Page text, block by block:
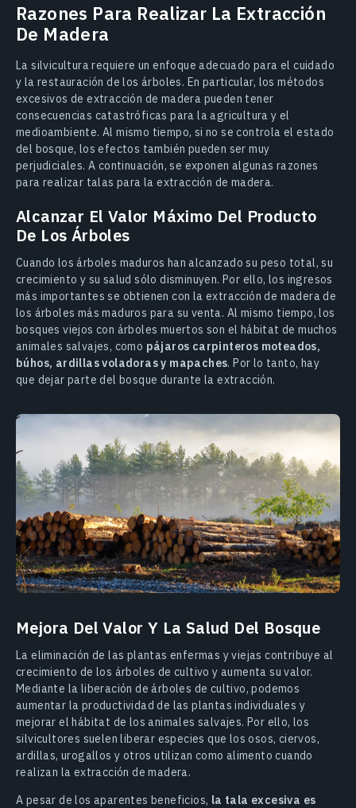
Razones Para Realizar La Extracción
De Madera
La silvicultura requiere un enfoque adecuado para el cuidado
y la restauración de los árboles. En particular, los métodos
excesivos de extracción de madera pueden tener
consecuencias catastróficas para la agricultura y el
medioambiente. Al mismo tiempo, si no se controla el estado
del bosque, los efectos también pueden ser muy
perjudiciales. A continuación, se exponen algunas razones
para realizar talas para la extracción de madera.
Alcanzar El Valor Máximo Del Producto
De Los Árboles
Cuando los árboles maduros han alcanzado su peso total, su
crecimiento y su salud sólo disminuyen. Por ello, los ingresos
más importantes se obtienen con la extracción de madera de
los árboles más maduros para su venta. Al mismo tiempo, los
bosques viejos con árboles muertos son el hábitat de muchos
animales salvajes, como pájaros carpinteros moteados,
búhos, ardillas voladoras y mapaches. Por lo tanto, hay
que dejar parte del bosque durante la extracción.
Mejora Del Valor Y La Salud Del Bosque
La eliminación de las plantas enfermas y viejas contribuye al
crecimiento de los árboles de cultivo y aumenta su valor.
Mediante la liberación de árboles de cultivo, podemos
aumentar la productividad de las plantas individuales y
mejorar el hábitat de los animales salvajes. Por ello, los
silvicultores suelen liberar especies que los osos, ciervos,
ardillas, urogallos y otros utilizan como alimento cuando
realizan la extracción de madera.
A pesar de los aparentes beneficios, la tala excesiva es